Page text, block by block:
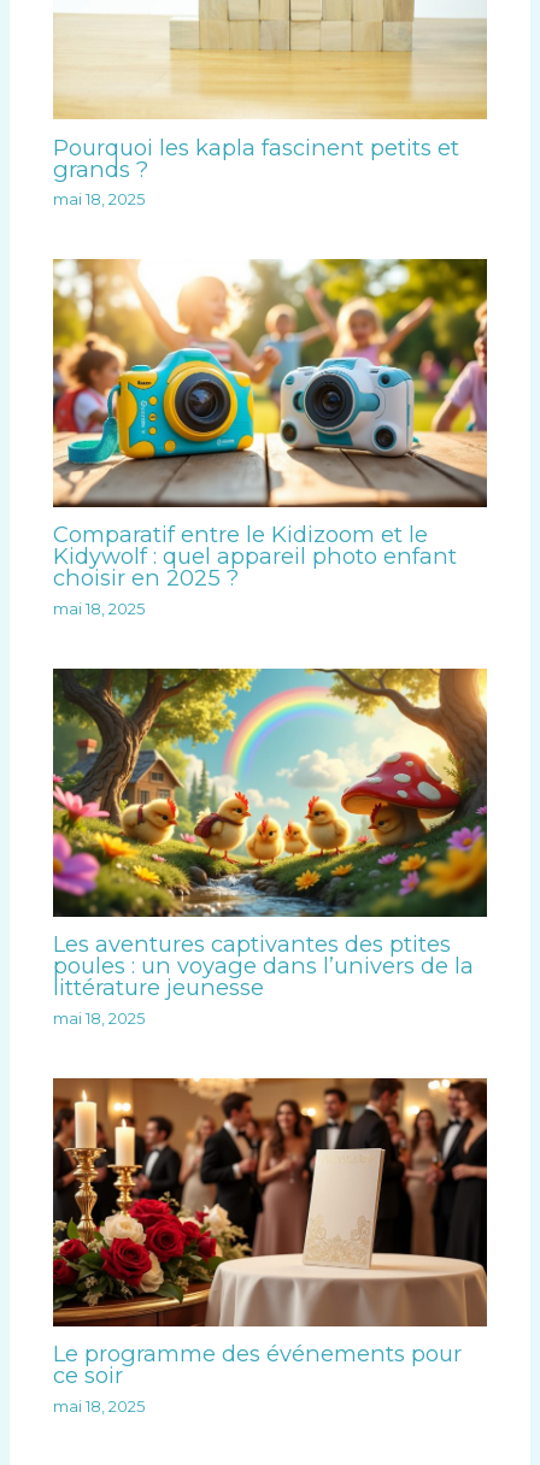
Pourquoi les kapla fascinent petits et
grands ?
mai 18, 2025
Comparatif entre le Kidizoom et le
Kidywolf : quel appareil photo enfant
choisir en 2025 ?
mai 18, 2025
Les aventures captivantes des ptites
poules : un voyage dans l’univers de la
littérature jeunesse
mai 18, 2025
Le programme des événements pour
ce soir
mai 18, 2025